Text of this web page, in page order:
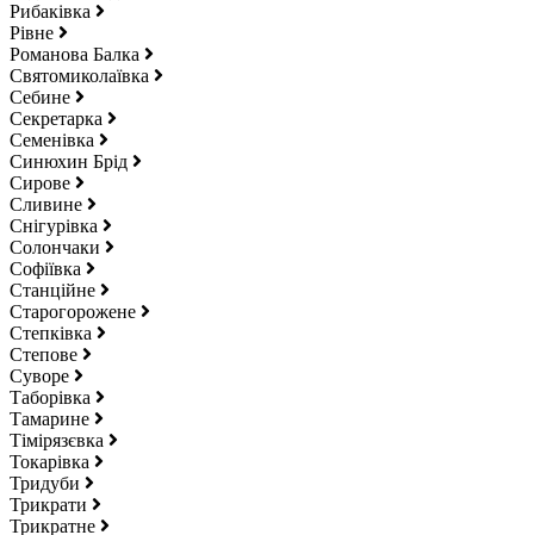
Рибаківка
Рівне
Романова Балка
Святомиколаївка
Себине
Секретарка
Семенівка
Синюхин Брід
Сирове
Сливине
Снігурівка
Солончаки
Софіївка
Станційне
Старогорожене
Степківка
Степове
Суворе
Таборівка
Тамарине
Тімірязєвка
Токарівка
Тридуби
Трикрати
Трикратне